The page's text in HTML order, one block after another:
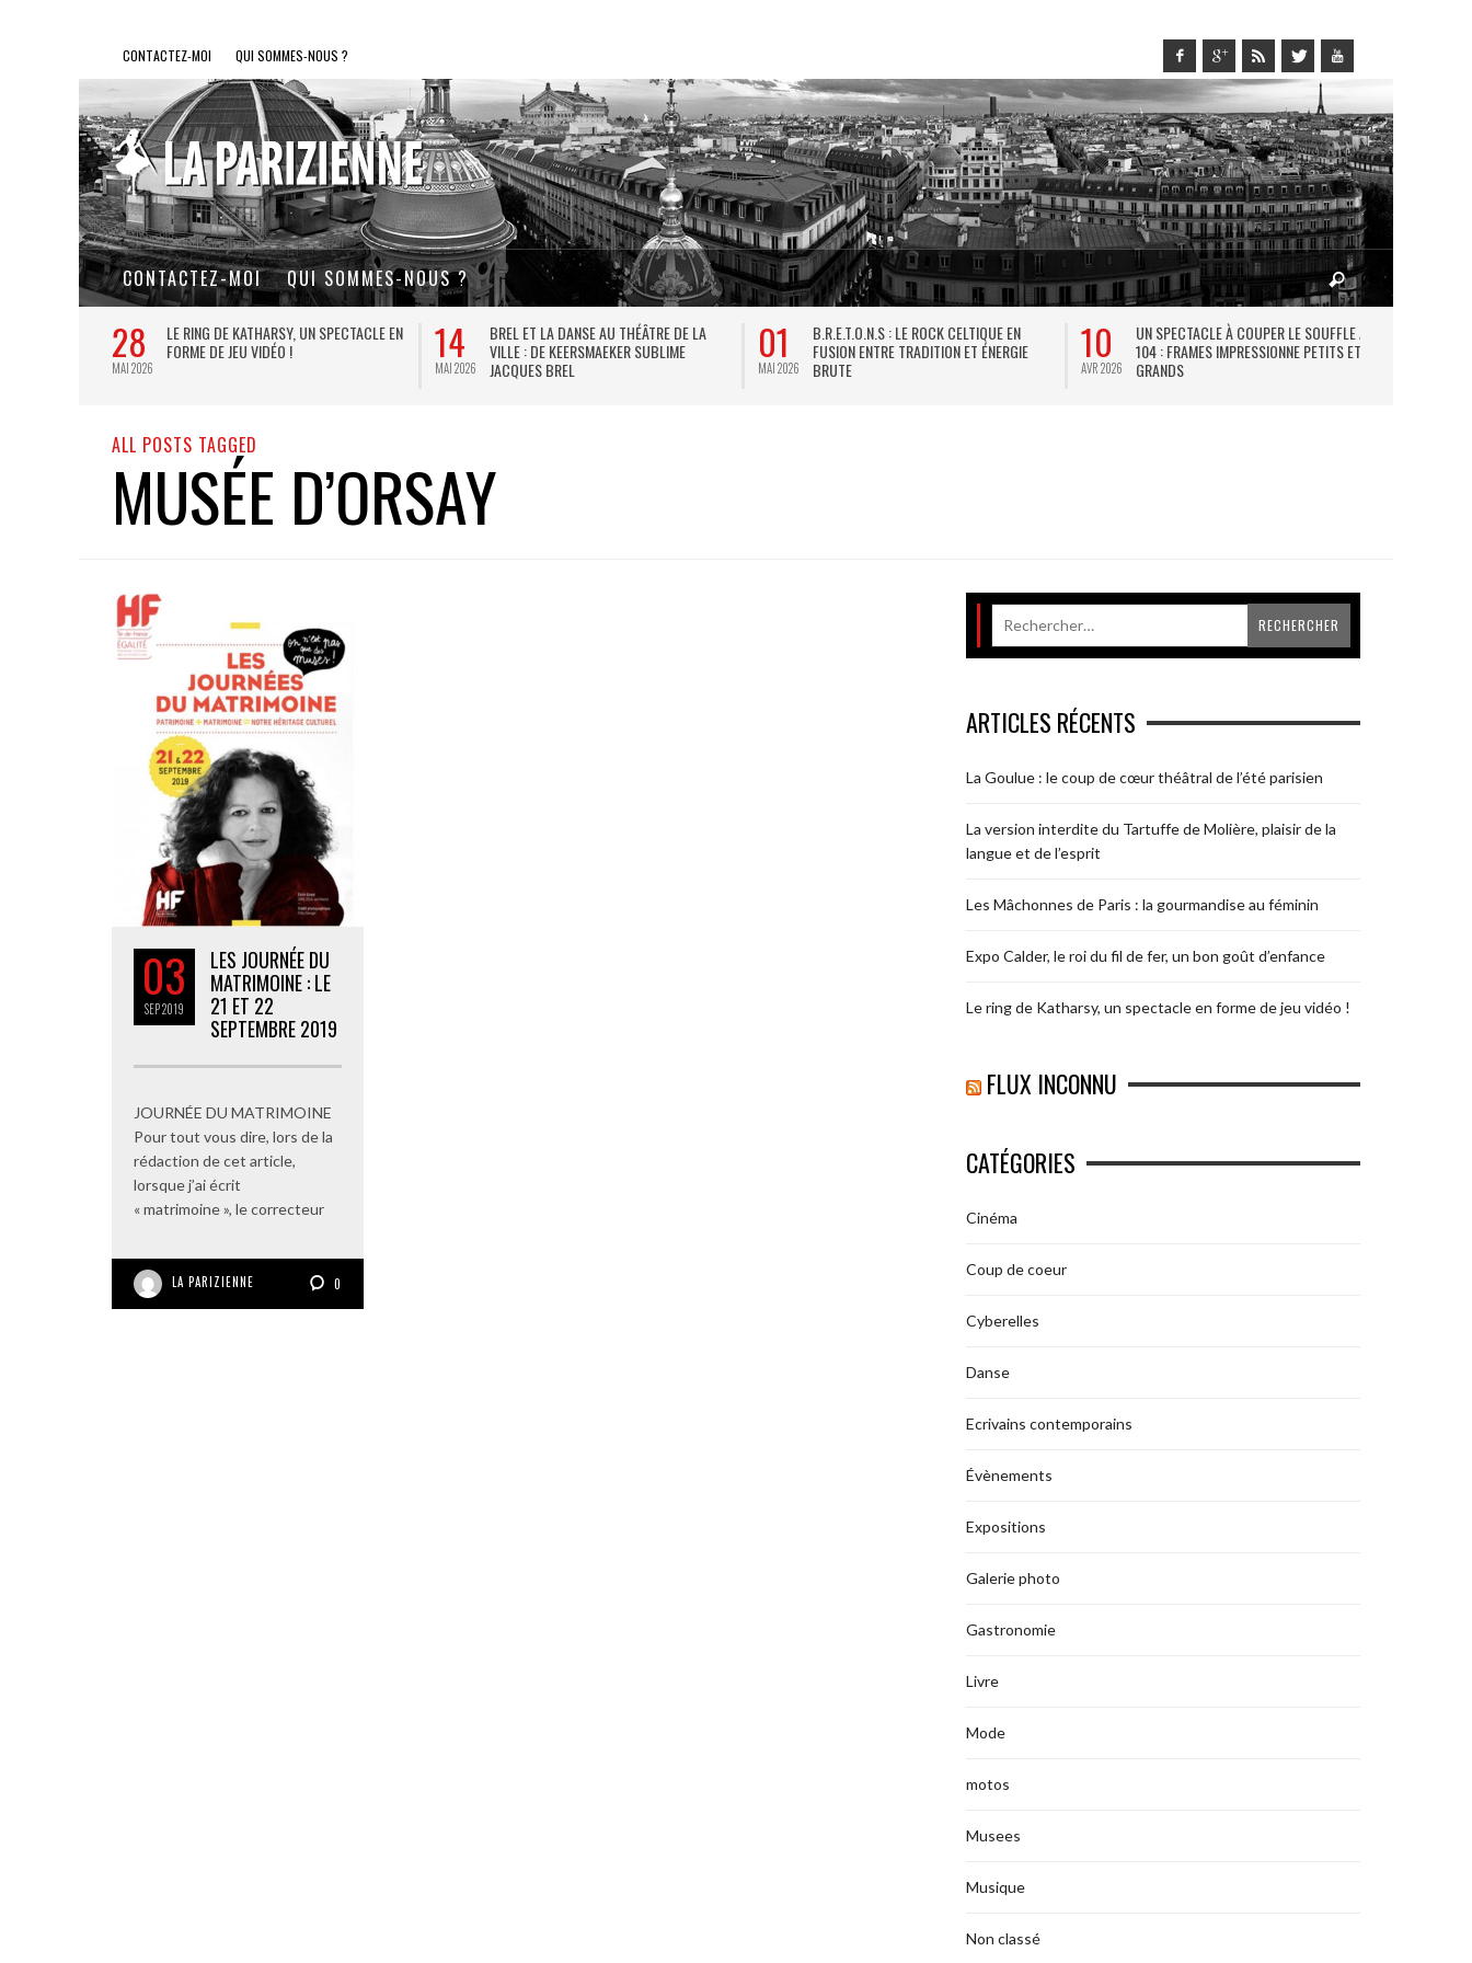
CONTACTEZ-MOI QUI SOMMES-NOUS ?
CONTACTEZ-MOI QUI SOMMES-NOUS ?
28
MAI 2026
LE RING DE KATHARSY, UN SPECTACLE EN
FORME DE JEU VIDÉO !
14
MAI 2026
BREL ET LA DANSE AU THÉÂTRE DE LA
VILLE : DE KEERSMAEKER SUBLIME
JACQUES BREL
01
MAI 2026
B.R.E.T.O.N.S : LE ROCK CELTIQUE EN
FUSION ENTRE TRADITION ET ÉNERGIE
BRUTE
10
AVR 2026
UN SPECTACLE À COUPER LE SOUFFLE AU
104 : FRAMES IMPRESSIONNE PETITS ET
GRANDS
ALL POSTS TAGGED
MUSÉE D’ORSAY
03
SEP2019
LES JOURNÉE DU
MATRIMOINE : LE
21 ET 22
SEPTEMBRE 2019
JOURNÉE DU MATRIMOINE
Pour tout vous dire, lors de la
rédaction de cet article,
lorsque j’ai écrit
« matrimoine », le correcteur
LA PARIZIENNE 0
ARTICLES RÉCENTS
La Goulue : le coup de cœur théâtral de l’été parisien
La version interdite du Tartuffe de Molière, plaisir de la
langue et de l’esprit
Les Mâchonnes de Paris : la gourmandise au féminin
Expo Calder, le roi du fil de fer, un bon goût d’enfance
Le ring de Katharsy, un spectacle en forme de jeu vidéo !
FLUX INCONNU
CATÉGORIES
Cinéma
Coup de coeur
Cyberelles
Danse
Ecrivains contemporains
Évènements
Expositions
Galerie photo
Gastronomie
Livre
Mode
motos
Musees
Musique
Non classé